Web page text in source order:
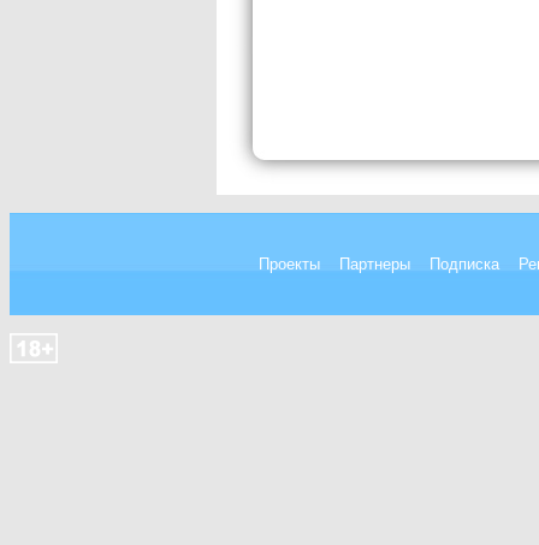
Проекты Партнеры Подписка